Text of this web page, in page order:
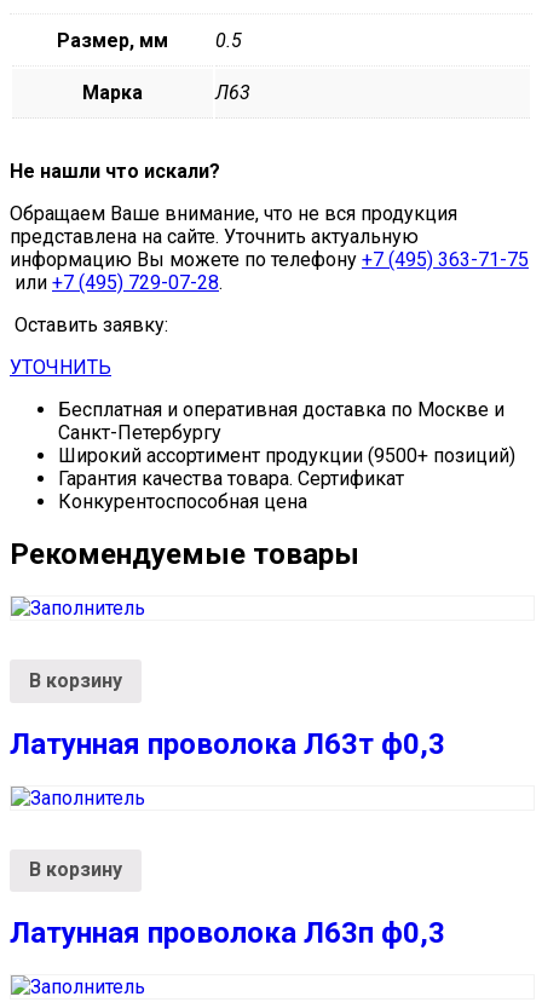
Размер, мм 0.5
Марка Л63
Не нашли что искали?
Обращаем Ваше внимание, что не вся продукция
представлена на сайте. Уточнить актуальную
информацию Вы можете по телефону +7 (495) 363-71-75
или +7 (495) 729-07-28.
Оставить заявку:
УТОЧНИТЬ
Бесплатная и оперативная доставка по Москве и
Санкт-Петербургу
Широкий ассортимент продукции (9500+ позиций)
Гарантия качества товара. Сертификат
Конкурентоспособная цена
Рекомендуемые товары
В корзину
Латунная проволока Л63т ф0,3
В корзину
Латунная проволока Л63п ф0,3